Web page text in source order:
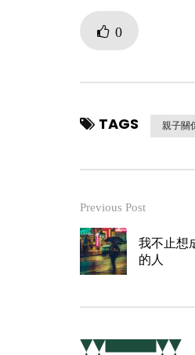
0
TAGS 親子關
Previous Post
我不止想
的人